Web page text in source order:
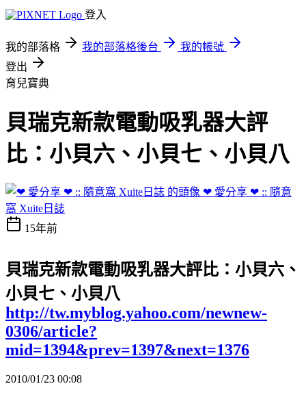
登入
我的部落格 我的部落格後台
我的帳號
登出
育兒寶典
貝瑞克新款電動吸乳器大評
比：小貝六、小貝七、小貝八
❤ 愛分享 ❤ :: 隨意
窩 Xuite日誌
15年前
貝瑞克新款電動吸乳器大評比：小貝六、
小貝七、小貝八
http://tw.myblog.yahoo.com/newnew-
0306/article?
mid=1394&prev=1397&next=1376
2010/01/23 00:08